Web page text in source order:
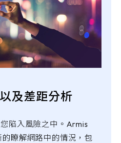
及差距分析
陷入風險之中。Armis
瞭解網路中的情況，包